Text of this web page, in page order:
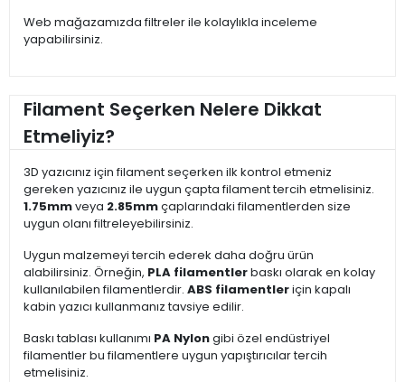
Web mağazamızda filtreler ile kolaylıkla inceleme
yapabilirsiniz.
Filament Seçerken Nelere Dikkat
Etmeliyiz?
3D yazıcınız için filament seçerken ilk kontrol etmeniz
gereken yazıcınız ile uygun çapta filament tercih etmelisiniz.
1.75mmveya 2.85mmçaplarındaki filamentlerden size
uygun olanı filtreleyebilirsiniz.
Uygun malzemeyi tercih ederek daha doğru ürün
alabilirsiniz. Örneğin, PLA filamentlerbaskı olarak en kolay
kullanılabilen filamentlerdir. ABS filamentleriçin kapalı
kabin yazıcı kullanmanız tavsiye edilir.
Baskı tablası kullanımı PA Nylongibi özel endüstriyel
filamentler bu filamentlere uygun yapıştırıcılar tercih
etmelisiniz.